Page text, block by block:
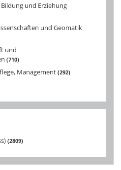
und Erziehung
und Geomatik
und
710
Management 292
2809